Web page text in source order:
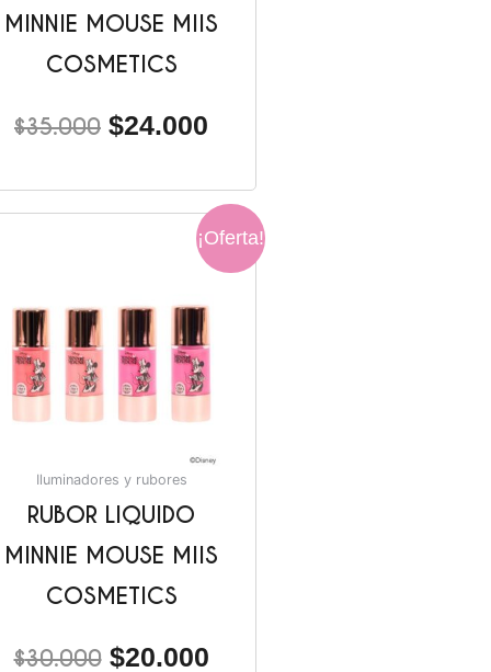
MINNIE MOUSE MIIS
COSMETICS
$35.000 $24.000
¡Oferta!
Iluminadores y rubores
RUBOR LIQUIDO
MINNIE MOUSE MIIS
COSMETICS
$30.000
original
era:
$30.000.
$20.000
El
precio
actual